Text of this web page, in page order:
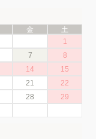
金
土
1
7
8
14
15
21
22
28
29